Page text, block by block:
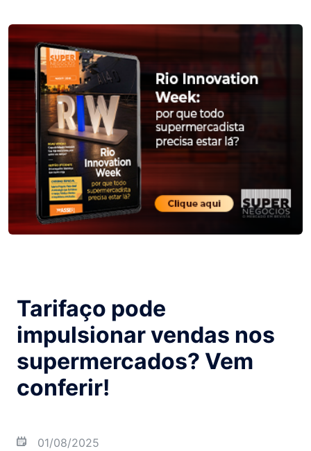
Tarifaço pode
impulsionar vendas nos
supermercados? Vem
conferir!
01/08/2025